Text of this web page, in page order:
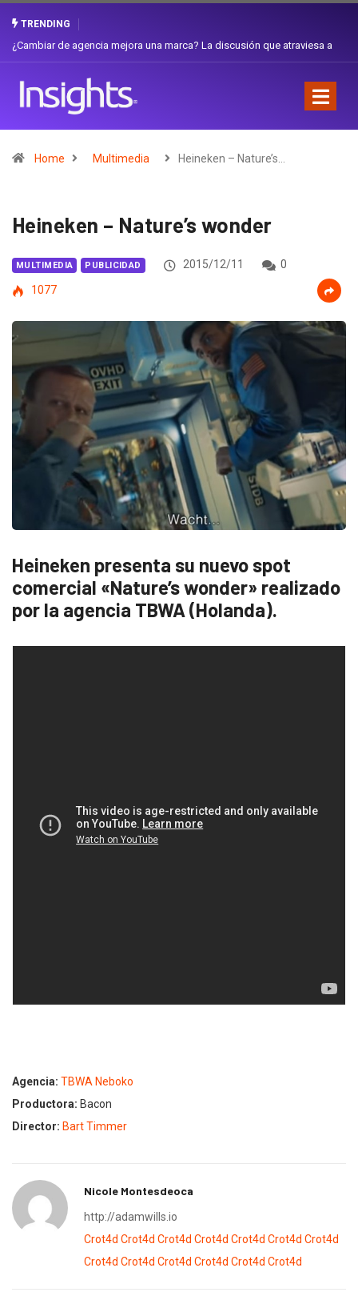
TRENDING
Gabriela Herrera y el arte de cambiarse el sombrero en Corporación
Home Multimedia Heineken – Nature’s…
Heineken – Nature’s wonder
MULTIMEDIA PUBLICIDAD 2015/12/11
0
1077
Heineken presenta su nuevo spot
comercial «Nature’s wonder» realizado
por la agencia TBWA (Holanda).
Agencia: TBWA Neboko
Productora: Bacon
Director: Bart Timmer
Nicole Montesdeoca
http://adamwills.io
Crot4d Crot4d Crot4d Crot4d Crot4d Crot4d Crot4d
Crot4d Crot4d Crot4d Crot4d Crot4d Crot4d